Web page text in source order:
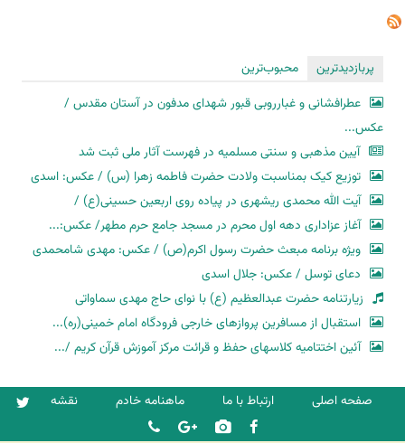
پربازدیدترین
محبوب‌ترین
عطرافشانی و غبارروبی قبور شهدای مدفون در آستان مقدس /
عکس...
آیین مذهبی و سنتی مسلمیه در فهرست آثار ملی ثبت شد
توزیع کیک بمناسبت ولادت حضرت فاطمه زهرا (س) / عکس: اسدی
آیت الله محمدی ریشهری در پیاده روی اربعین حسینی(ع) /
آغاز عزاداری دهه اول محرم در مسجد جامع حرم مطهر/ عکس:...
ویژه برنامه مبعث حضرت رسول اکرم(ص) / عکس: مهدی شامحمدی
دعای توسل / عکس: جلال اسدی
زیارتنامه حضرت عبدالعظیم (ع) با نوای حاج مهدی سماواتی
استقبال از مسافرین پروازهای خارجی فرودگاه امام خمینی(ره)...
آئین اختتامیه کلاسهای حفظ و قرائت مرکز آموزش قرآن کریم /...
صفحه اصلی ارتباط با ما ماهنامه خادم نقشه